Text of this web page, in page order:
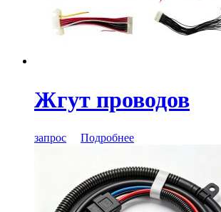
Жгут проводов
запрос Подробнее